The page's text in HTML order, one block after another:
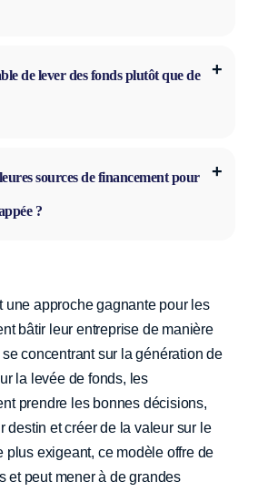
de lever des fonds plutôt que de
sources de financement pour
?
une approche gagnante pour les
bâtir leur entreprise de manière
concentrant sur la génération de
la levée de fonds, les
prendre les bonnes décisions,
destin et créer de la valeur sur le
plus exigeant, ce modèle offre de
et peut mener à de grandes